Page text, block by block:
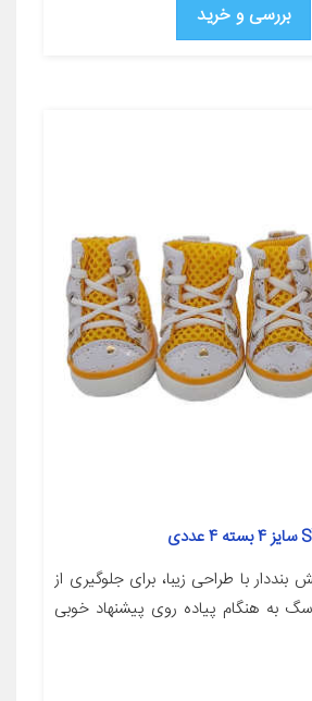
بررسی و خرید
با طراحی زیبا، برای جلوگیری از
به هنگام پیاده روی پیشنهاد خوبی